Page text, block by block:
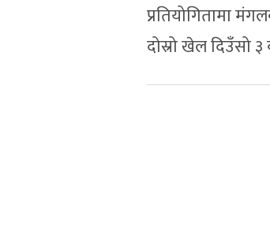
प्रतियोगितामा
दोस्रो खेल दिउँसो